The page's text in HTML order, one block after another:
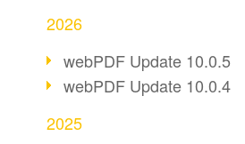
2026
webPDF Update 10.0.5
webPDF Update 10.0.4
2025